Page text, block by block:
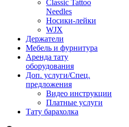
Classic Tattoo
Needles
Носики-лейки
WJX
Держатели
Мебель и фурнитура
Аренда тату
оборудования
Доп. услуги/Спец.
предложения
Видео инструкции
Платные услуги
Тату барахолка